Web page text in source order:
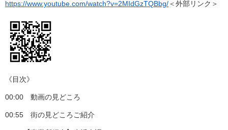
https://www.youtube.com/watch?v=2MIdGzTQBbg/＜外部リンク＞
《目次》
00:00 動画の見どころ
00:55 街の見どころご紹介